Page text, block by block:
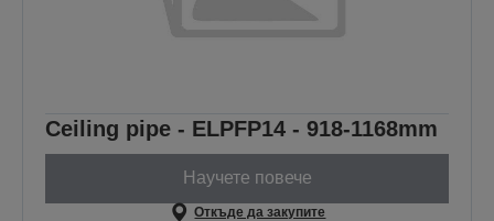
Ceiling pipe - ELPFP14 - 918-1168mm
Научете повече
Откъде да закупите